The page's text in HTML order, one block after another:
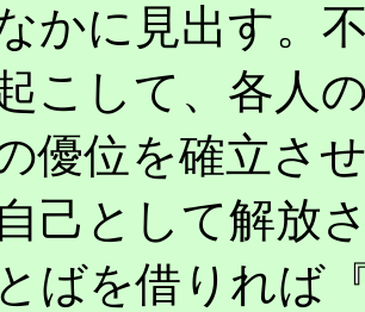
かに見出す。
こして、各人
優位を確立さ
己として解放
ばを借りれば